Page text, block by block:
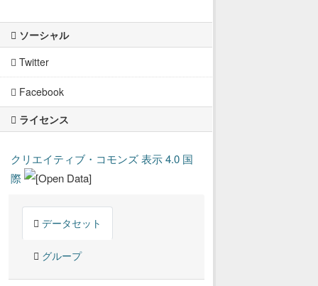
ソーシャル
Twitter
Facebook
ライセンス
クリエイティブ・コモンズ 表示 4.0 国
際
データセット
グループ